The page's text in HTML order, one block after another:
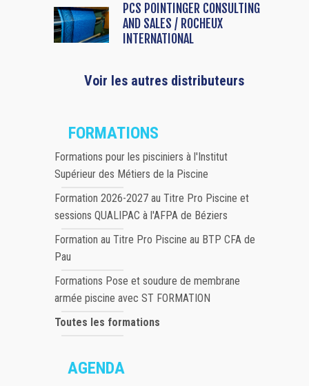
PCS POINTINGER CONSULTING
AND SALES / ROCHEUX
INTERNATIONAL
Voir les autres distributeurs
FORMATIONS
Formations pour les pisciniers à l'Institut
Supérieur des Métiers de la Piscine
Formation 2026-2027 au Titre Pro Piscine et
sessions QUALIPAC à l'AFPA de Béziers
Formation au Titre Pro Piscine au BTP CFA de
Pau
Formations Pose et soudure de membrane
armée piscine avec ST FORMATION
Toutes les formations
AGENDA